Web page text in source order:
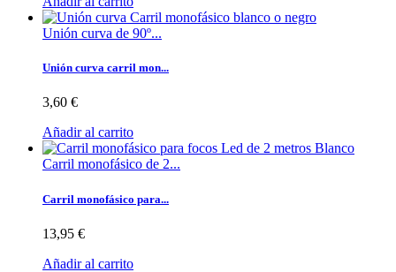
Unión curva de 90º...
Unión curva carril mon...
3,60 €
Añadir al carrito
Carril monofásico de 2...
Carril monofásico para...
13,95 €
Añadir al carrito